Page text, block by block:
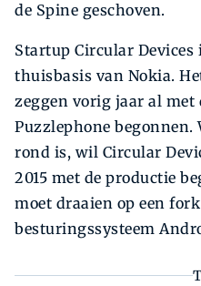
de Spine geschoven.
Startup Circular Devices
thuisbasis van Nokia.
zeggen vorig jaar al
Puzzlephone
rond is, wil Circular
2015 met de productie
moet draaien op een
besturingssysteem